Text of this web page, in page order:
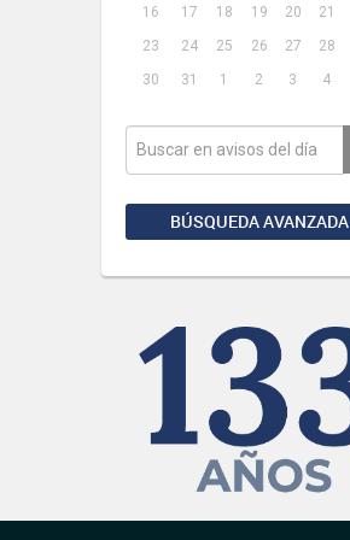
16 17 18 19 20 21
23
24 25 26 27 28
30
31 1 2 3 4
BÚSQUEDA AVANZADA